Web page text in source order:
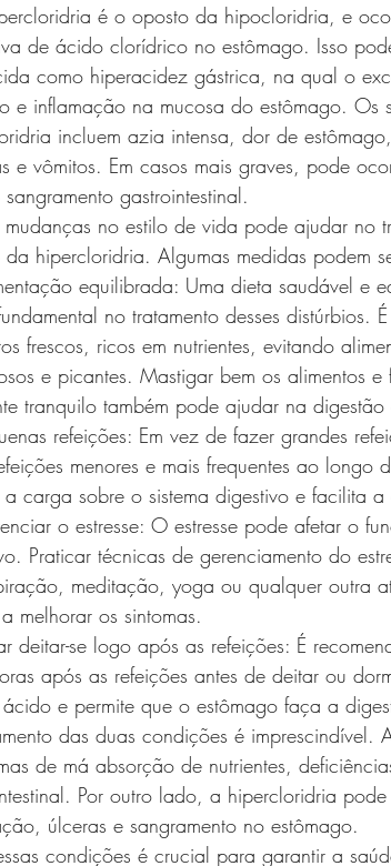
é o oposto da hipocloridria, e
de ácido clorídrico no estômago. Isso
como hiperacidez gástrica, na qual o
e inflamação na mucosa do estômago. Os
incluem azia intensa, dor de
e vômitos. Em casos mais graves, pode
sangramento gastrointestinal.
no estilo de vida pode ajudar no
hipercloridria. Algumas medidas podem
equilibrada: Uma dieta saudável e
no tratamento desses distúrbios.
frescos, ricos em nutrientes, evitando
e picantes. Mastigar bem os alimentos e
tranquilo também pode ajudar na
refeições: Em vez de fazer grandes
menores e mais frequentes ao longo
a carga sobre o sistema digestivo e facilita a
o estresse: O estresse pode afetar o
Praticar técnicas de gerenciamento do
meditação, yoga ou qualquer outra
melhorar os sintomas.
deitar-se logo após as refeições: É
após as refeições antes de deitar ou
ácido e permite que o estômago faça a
das duas condições é imprescindível.
de má absorção de nutrientes,
Por outro lado, a hipercloridria
úlceras e sangramento no estômago.
condições é crucial para garantir a